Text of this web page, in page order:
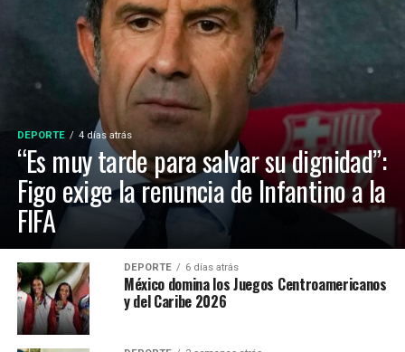
DEPORTE 4 días atrás
“Es muy tarde para salvar su dignidad”:
Figo exige la renuncia de Infantino a la
FIFA
DEPORTE 6 días atrás
México domina los Juegos Centroamericanos
y del Caribe 2026